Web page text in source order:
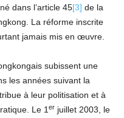
dans l’article 45[3] de la
La réforme inscrite
jamais mis en œuvre.
subissent une
les années suivant la
à leur politisation et à
Le 1 er juillet 2003, le